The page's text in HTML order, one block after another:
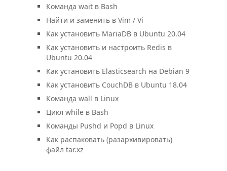
Команда wait в Bash
Найти и заменить в Vim / Vi
Как установить MariaDB в Ubuntu 20.04
Как установить и настроить Redis в
Ubuntu 20.04
Как установить Elasticsearch на Debian 9
Как установить CouchDB в Ubuntu 18.04
Команда wall в Linux
Цикл while в Bash
Команды Pushd и Popd в Linux
Как распаковать (разархивировать)
файл tar.xz